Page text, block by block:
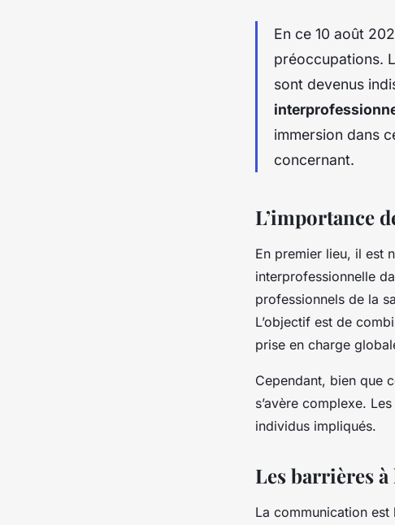
En ce 10 août
préoccupations.
sont devenus
immersion dans
concernant.
L’importance
En premier lieu, il est
interprofessionnelle
professionnels de la
L’objectif est de
prise en charge
Cependant, bien que
s’avère complexe.
individus impliqués.
Les barrières
La communication